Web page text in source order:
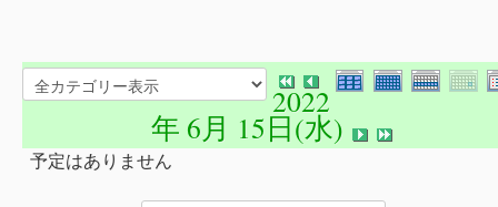
2022
年 6月 15日(水)
予定はありません